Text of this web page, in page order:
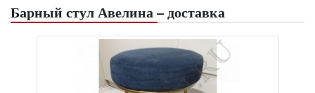
Барный стул Авелина – доставка